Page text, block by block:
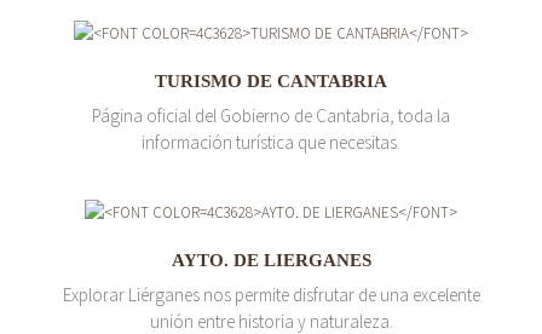
TURISMO DE CANTABRIA
Página oficial del Gobierno de Cantabria, toda la
información turística que necesitas.
AYTO. DE LIERGANES
Explorar Liérganes nos permite disfrutar de una excelente
unión entre historia y naturaleza.